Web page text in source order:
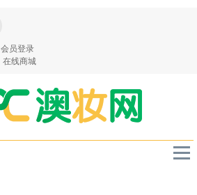
会员登录
在线商城